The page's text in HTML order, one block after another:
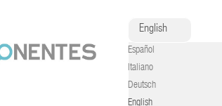
English
Español
Italiano
Deutsch
English